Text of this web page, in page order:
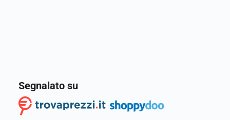
Segnalato su